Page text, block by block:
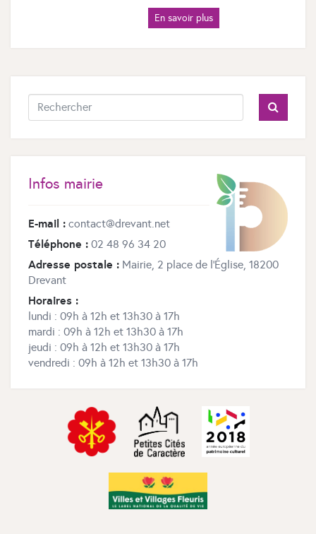
En savoir plus
Infos mairie
E-mail : contact@drevant.net
Téléphone : 02 48 96 34 20
Adresse postale : Mairie, 2 place de l’Église, 18200
Drevant
Horaires :
lundi : 09h à 12h et 13h30 à 17h
mardi : 09h à 12h et 13h30 à 17h
jeudi : 09h à 12h et 13h30 à 17h
vendredi : 09h à 12h et 13h30 à 17h